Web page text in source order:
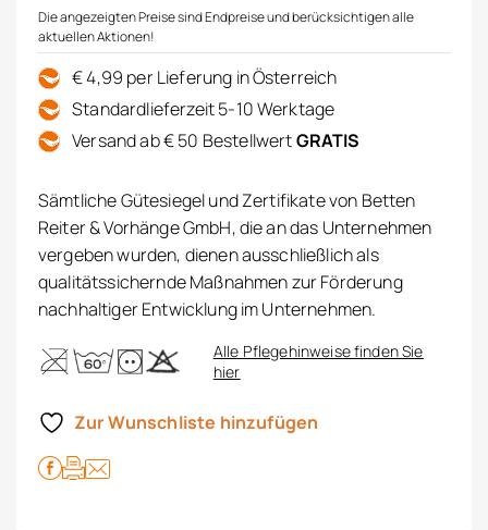
Die angezeigten Preise sind Endpreise und berücksichtigen alle
aktuellen Aktionen!
€ 4,99 per Lieferung in Österreich
Standardlieferzeit 5-10 Werktage
Versand ab € 50 BestellwertGRATIS
Sämtliche Gütesiegel und Zertifikate von Betten
Reiter & Vorhänge GmbH, die an das Unternehmen
vergeben wurden, dienen ausschließlich als
qualitätssichernde Maßnahmen zur Förderung
nachhaltiger Entwicklung im Unternehmen.
Alle Pflegehinweise finden Sie
hier
Zur Wunschliste hinzufügen